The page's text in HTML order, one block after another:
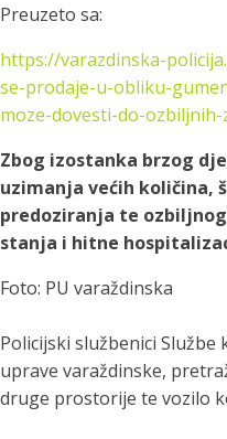
Preuzeto sa:
https://varazdinska-
se-prodaje-u-obliku-
moze-dovesti-do-
Zbog izostanka brzog
uzimanja većih količina,
predoziranja te
stanja i hitne
Foto: PU varaždinska
Policijski službenici
uprave varaždinske,
druge prostorije te vozilo